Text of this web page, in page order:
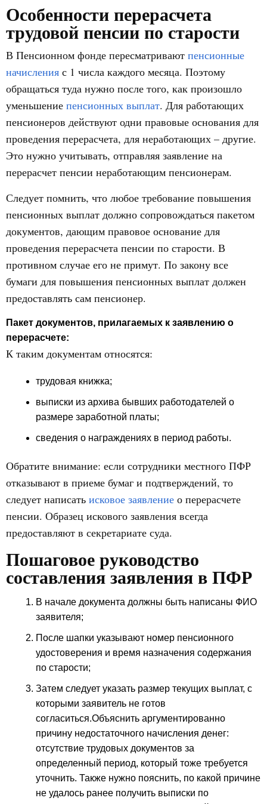
Особенности перерасчета
трудовой пенсии по старости
В Пенсионном фонде пересматривают пенсионные
начисления с 1 числа каждого месяца. Поэтому
обращаться туда нужно после того, как произошло
уменьшение пенсионных выплат. Для работающих
пенсионеров действуют одни правовые основания для
проведения перерасчета, для неработающих – другие.
Это нужно учитывать, отправляя заявление на
перерасчет пенсии неработающим пенсионерам.
Следует помнить, что любое требование повышения
пенсионных выплат должно сопровождаться пакетом
документов, дающим правовое основание для
проведения перерасчета пенсии по старости. В
противном случае его не примут. По закону все
бумаги для повышения пенсионных выплат должен
предоставлять сам пенсионер.
Пакет документов, прилагаемых к заявлению о
перерасчете:
К таким документам относятся:
трудовая книжка;
выписки из архива бывших работодателей о
размере заработной платы;
сведения о награждениях в период работы.
Обратите внимание: если сотрудники местного ПФР
отказывают в приеме бумаг и подтверждений, то
следует написать исковое заявление о перерасчете
пенсии. Образец искового заявления всегда
предоставляют в секретариате суда.
Пошаговое руководство
составления заявления в ПФР
В начале документа должны быть написаны ФИО
заявителя;
После шапки указывают номер пенсионного
удостоверения и время назначения содержания
по старости;
Затем следует указать размер текущих выплат, с
которыми заявитель не готов
согласиться.Объяснить аргументированно
причину недостаточного начисления денег:
отсутствие трудовых документов за
определенный период, который тоже требуется
уточнить. Также нужно пояснить, по какой причине
не удалось ранее получить выписки по